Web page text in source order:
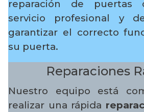
reparación de puertas
servicio profesional y
garantizar el correcto
su puerta.
Reparaciones
Nuestro equipo está
realizar una rápida